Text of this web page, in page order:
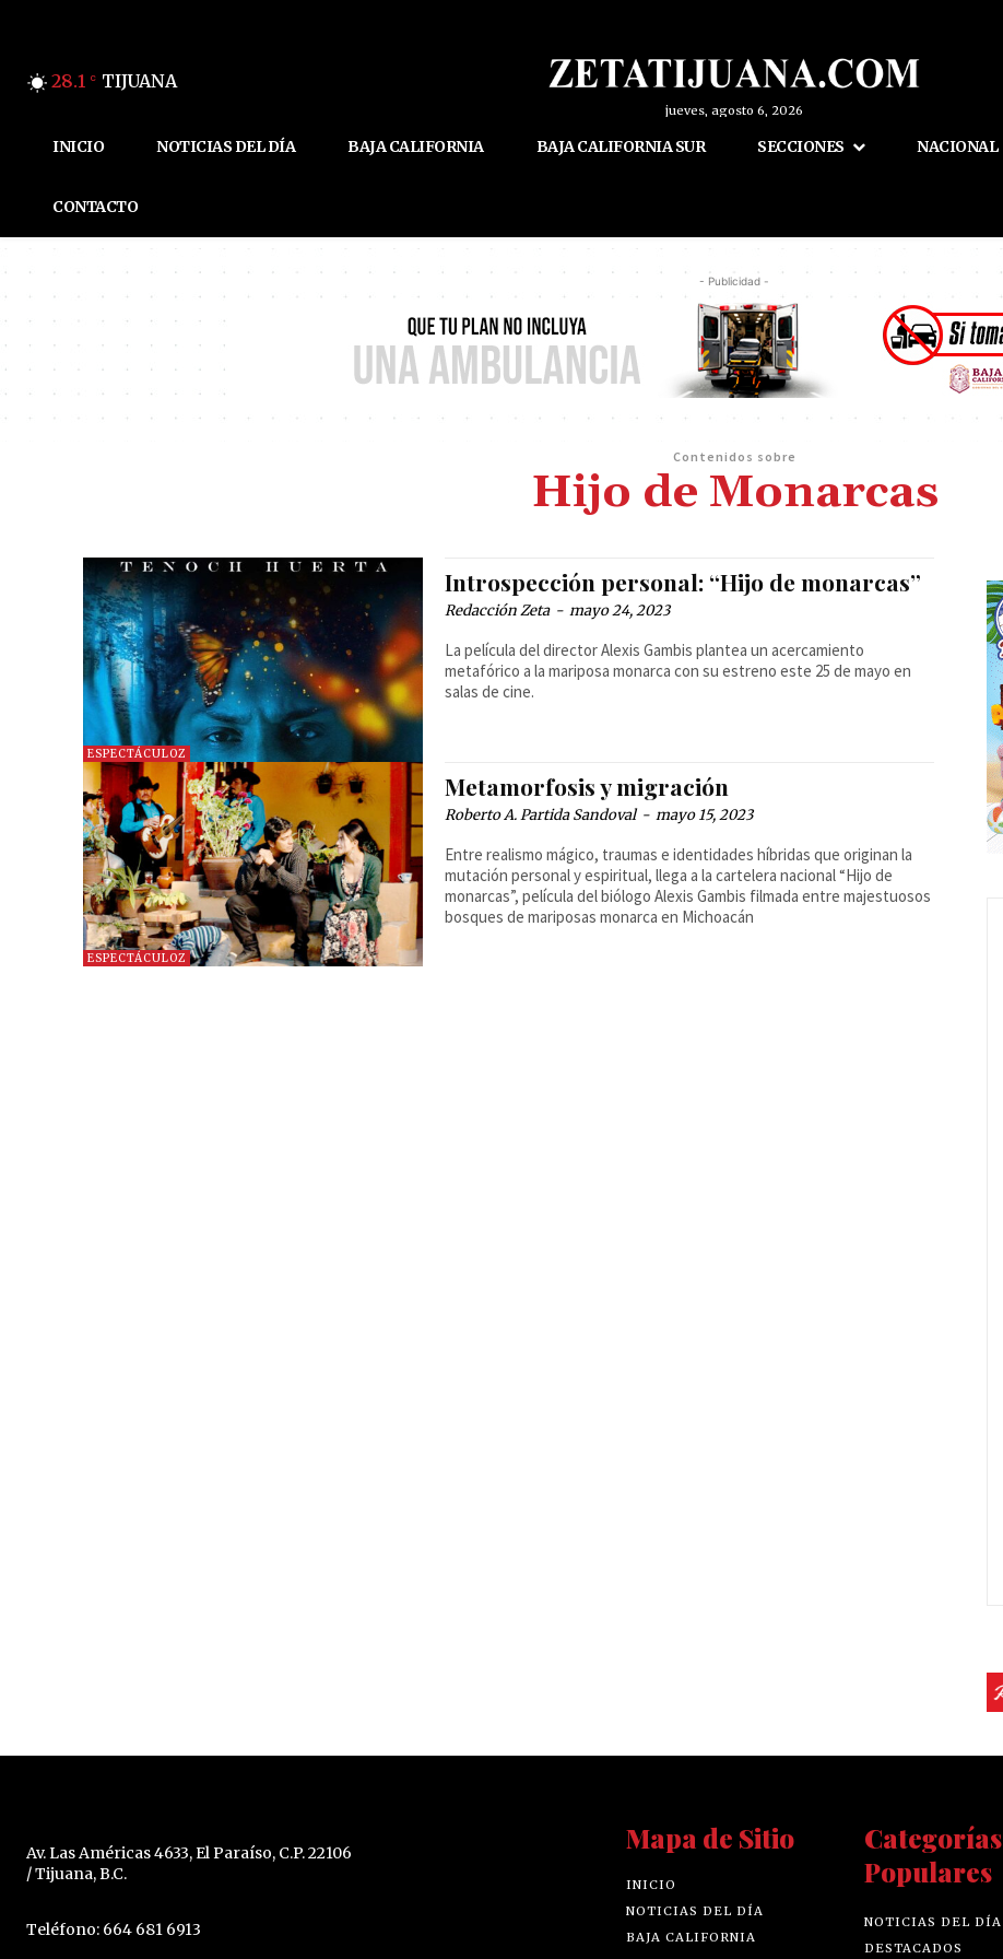
28.1 C TIJUANA
jueves, agosto 6, 2026
INICIO NOTICIAS DEL DÍA BAJA CALIFORNIA BAJA CALIFORNIA SUR SECCIONES NACIONAL
CONTACTO
- Publicidad -
Contenidos sobre
Hijo de Monarcas
ESPECTÁCULOZ
Introspección personal: “Hijo de monarcas”
Redacción Zeta - mayo 24, 2023
La película del director Alexis Gambis plantea un acercamiento
metafórico a la mariposa monarca con su estreno este 25 de mayo en
salas de cine.
ESPECTÁCULOZ
Metamorfosis y migración
Roberto A. Partida Sandoval - mayo 15, 2023
Entre realismo mágico, traumas e identidades híbridas que originan la
mutación personal y espiritual, llega a la cartelera nacional “Hijo de
monarcas”, película del biólogo Alexis Gambis filmada entre majestuosos
bosques de mariposas monarca en Michoacán
Av. Las Américas 4633, El Paraíso, C.P. 22106
/ Tijuana, B.C.
Teléfono: 664 681 6913
Mapa de Sitio
INICIO
NOTICIAS DEL DÍA
BAJA CALIFORNIA
Categorías
Populares
NOTICIAS DEL DÍA
DESTACADOS